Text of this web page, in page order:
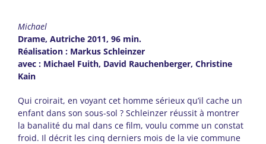
Michael
Drame, Autriche 2011, 96 min.
Réalisation : Markus Schleinzer
avec : Michael Fuith, David Rauchenberger, Christine
Kain
Qui croirait, en voyant cet homme sérieux qu’il cache un
enfant dans son sous-sol ? Schleinzer réussit à montrer
la banalité du mal dans ce film, voulu comme un constat
froid. Il décrit les cinq derniers mois de la vie commune